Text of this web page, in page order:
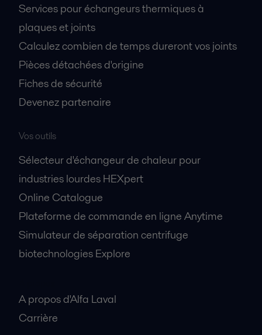
Services pour échangeurs thermiques à
plaques et joints
Calculez combien de temps dureront vos joints
Pièces détachées d'origine
Fiches de sécurité
Devenez partenaire
Vos outils
Sélecteur d'échangeur de chaleur pour
industries lourdes HEXpert
Online Catalogue
Plateforme de commande en ligne Anytime
Simulateur de séparation centrifuge
biotechnologies Explore
A propos d'Alfa Laval
Carrière